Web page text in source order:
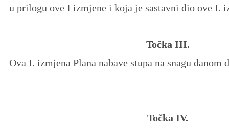
u prilogu ove I izmjene i koja je sastavni dio ove I.
Točka III.
Ova I. izmjena Plana nabave stupa na snagu danom
Točka IV.